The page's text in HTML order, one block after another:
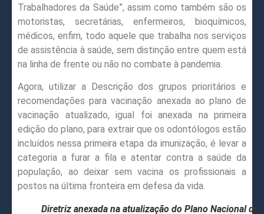
Trabalhadores da Saúde”, assim como também são os
motoristas, secretárias, enfermeiros, bioquímicos,
médicos, enfim, todo aquele que trabalha nos serviços
de assistência à saúde, sem distinção entre quem está
na linha de frente ou não no combate à pandemia.
Agora, utilizar a Descrição dos grupos prioritários e
recomendações para vacinação anexada ao plano de
vacinação atualizado, igual foi anexada na primeira
edição do plano, para extrair que os odontólogos estão
incluídos nessa primeira etapa da imunização, é levar a
categoria a furar a fila e atentar contra a saúde da
população, ao deixar sem vacina os profissionais a
postos na última fronteira em defesa da vida.
Diretriz anexada na atualização do Plano Nacional de